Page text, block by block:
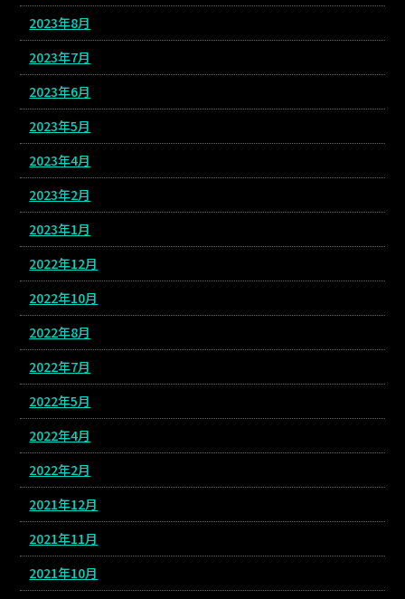
2023年8月
2023年7月
2023年6月
2023年5月
2023年4月
2023年2月
2023年1月
2022年12月
2022年10月
2022年8月
2022年7月
2022年5月
2022年4月
2022年2月
2021年12月
2021年11月
2021年10月